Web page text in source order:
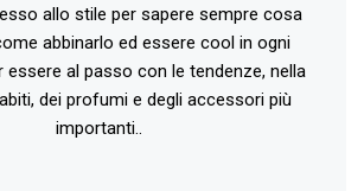
allo stile per sapere sempre cosa
abbinarlo ed essere cool in ogni
essere al passo con le tendenze, nella
dei profumi e degli accessori più
importanti..